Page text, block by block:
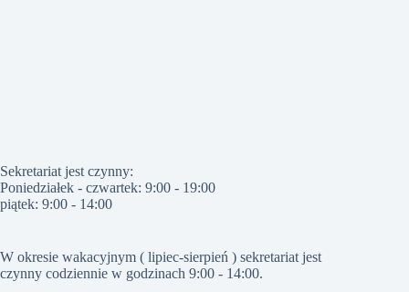
Sekretariat jest czynny:
Poniedziałek - czwartek: 9:00 - 19:00
piątek: 9:00 - 14:00
W okresie wakacyjnym ( lipiec-sierpień ) sekretariat jest
czynny codziennie w godzinach 9:00 - 14:00.